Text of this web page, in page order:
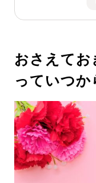
おさえてお
っていつか